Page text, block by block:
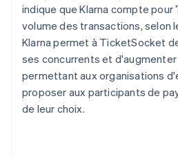
indique que Klarna compte pour
volume des transactions, selon
Klarna permet à TicketSocket
ses concurrents et d'augmenter
permettant aux organisations
proposer aux participants de
de leur choix.